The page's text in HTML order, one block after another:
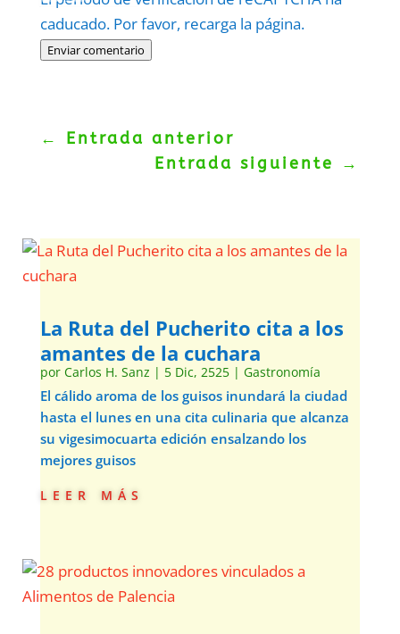
caducado. Por favor, recarga la página.
Enviar comentario
← Entrada anterior
Entrada siguiente
→
La Ruta del Pucherito cita a los
amantes de la cuchara
por Carlos H. Sanz | 5 Dic, 2525| Gastronomía
El cálido aroma de los guisos inundará la ciudad
hasta el lunes en una cita culinaria que alcanza
su vigesimocuarta edición ensalzando los
mejores guisos
leer más